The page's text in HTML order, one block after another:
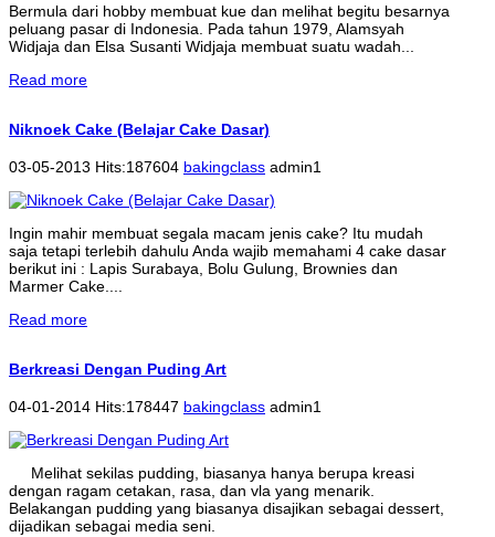
Bermula dari hobby membuat kue dan melihat begitu besarnya
peluang pasar di Indonesia. Pada tahun 1979, Alamsyah
Widjaja dan Elsa Susanti Widjaja membuat suatu wadah...
Read more
Niknoek Cake (Belajar Cake Dasar)
03-05-2013 Hits:187604 bakingclass admin1
Ingin mahir membuat segala macam jenis cake? Itu mudah
saja tetapi terlebih dahulu Anda wajib memahami 4 cake dasar
berikut ini : Lapis Surabaya, Bolu Gulung, Brownies dan
Marmer Cake....
Read more
Berkreasi Dengan Puding Art
04-01-2014 Hits:178447 bakingclass admin1
Melihat sekilas pudding, biasanya hanya berupa kreasi
dengan ragam cetakan, rasa, dan vla yang menarik.
Belakangan pudding yang biasanya disajikan sebagai dessert,
dijadikan sebagai media seni.